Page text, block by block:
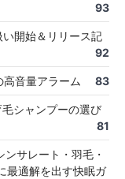
93
開始＆リリース記
92
音量アラーム 83
シャンプーの選び
81
ンサレート・羽毛・
最適解を出す快眠ガ